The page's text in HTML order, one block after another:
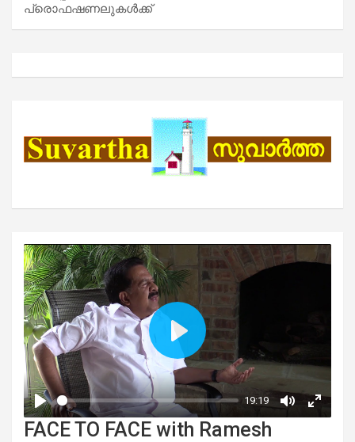
പ്രൊഫഷണലുകൾക്ക്
FACE TO FACE with Ramesh